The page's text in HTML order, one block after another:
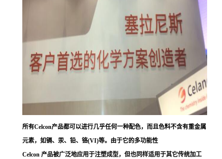
所有Celcon产品都可以进行几乎任何一种配色，而且色料不含有重金属
元素，如镉、汞、铅、铬(VI)等。由于它的多功能性
Celcon 产品被广泛地应用于注塑成型，但也同样适用于其它传统加工